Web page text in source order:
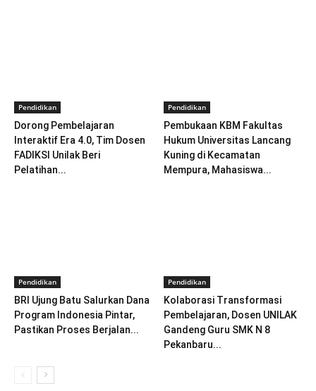
Pendidikan
Dorong Pembelajaran
Interaktif Era 4.0, Tim Dosen
FADIKSI Unilak Beri
Pelatihan...
Pendidikan
Pembukaan KBM Fakultas
Hukum Universitas Lancang
Kuning di Kecamatan
Mempura, Mahasiswa...
Pendidikan
BRI Ujung Batu Salurkan Dana
Program Indonesia Pintar,
Pastikan Proses Berjalan...
Pendidikan
Kolaborasi Transformasi
Pembelajaran, Dosen UNILAK
Gandeng Guru SMK N 8
Pekanbaru...